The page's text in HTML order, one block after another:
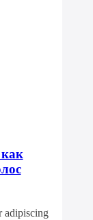
adipiscing